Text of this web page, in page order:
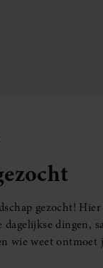
gezocht!
dingen,
wie weet